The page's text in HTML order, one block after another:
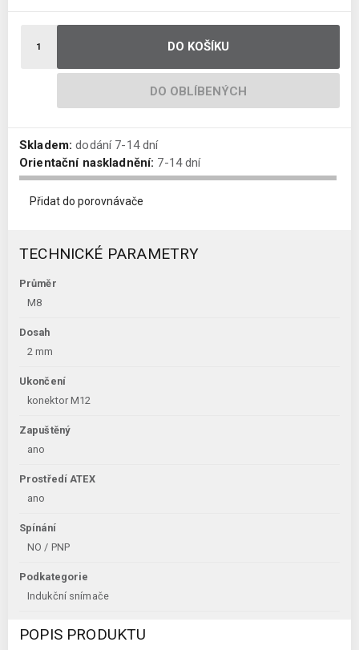
DO KOŠÍKU
DO OBLÍBENÝCH
Skladem: dodání 7-14 dní
Orientační naskladnění: 7-14 dní
Přidat do porovnávače
TECHNICKÉ PARAMETRY
Průměr
M8
Dosah
2 mm
Ukončení
konektor M12
Zapuštěný
ano
Prostředí ATEX
ano
Spínání
NO / PNP
Podkategorie
Indukční snímače
POPIS PRODUKTU